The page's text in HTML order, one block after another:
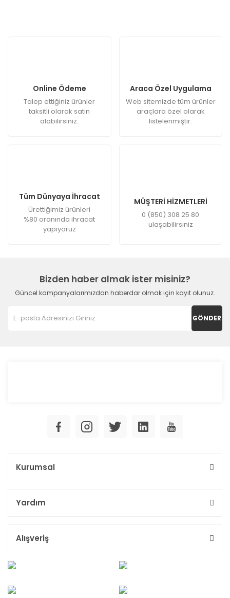
Online Ödeme
Talep ettiğiniz ürünler
taksitli olarak satın
alabilirsiniz.
Araca Özel Uygulama
Web sitemizde tüm ürünler
araçlara özel olarak
listelenmiştir.
Tüm Dünyaya İhracat
Ürettiğimiz ürünleri
%80 oranında ihracat
yapıyoruz
MÜŞTERİ HİZMETLERİ
0 (850) 308 25 80
ulaşabilirsiniz
Bizden haber almak ister misiniz?
Güncel kampanyalarımızdan haberdar olmak için kayıt olunuz.
GÖNDER
Kurumsal
Yardım
Alışveriş